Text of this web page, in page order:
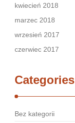
kwiecień 2018
marzec 2018
wrzesień 2017
czerwiec 2017
Categories
Bez kategorii